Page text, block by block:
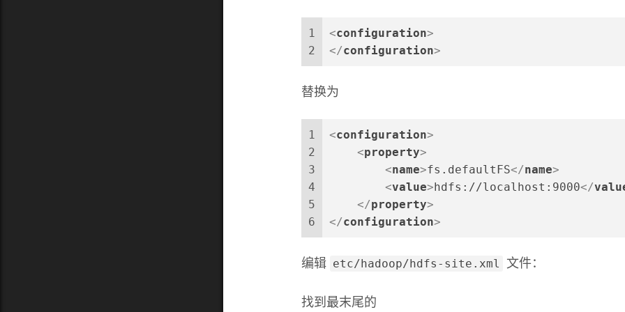
1
2
<configuration>
</configuration>
替换为
1
2
3
4
5
6
<configuration>
<property>
<name>fs.defaultFS</name>
<value>hdfs://localhost:9000</
</property>
</configuration>
编辑 etc/hadoop/hdfs-site.xml 文件：
找到最末尾的